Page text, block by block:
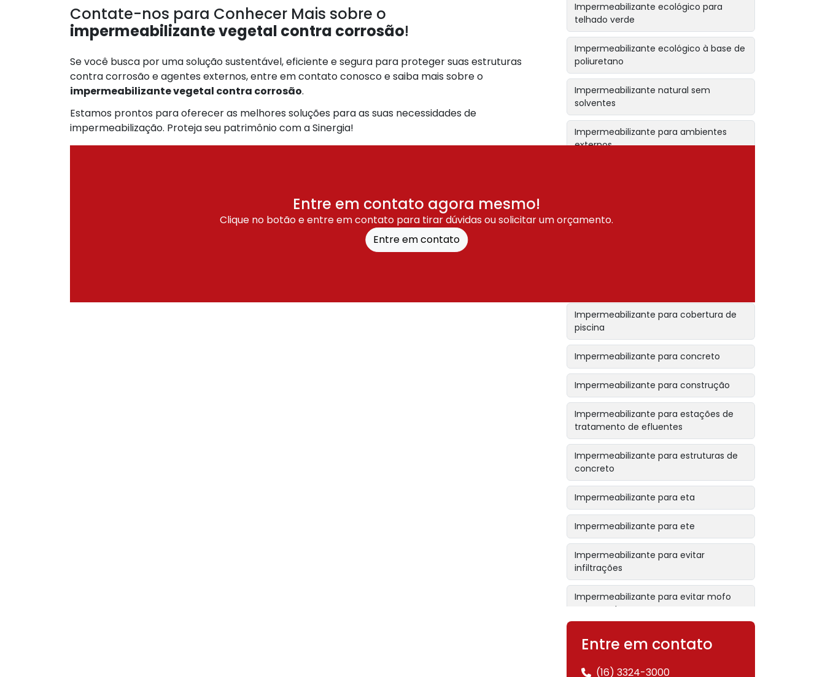
Contate-nos para Conhecer Mais sobre o
impermeabilizante vegetal contra corrosão!
Se você busca por uma solução sustentável, eficiente e segura para proteger suas estruturas
contra corrosão e agentes externos, entre em contato conosco e saiba mais sobre o
impermeabilizante vegetal contra corrosão.
Estamos prontos para oferecer as melhores soluções para as suas necessidades de
impermeabilização. Proteja seu patrimônio com a Sinergia!
Entre em contato agora mesmo!
Clique no botão e entre em contato para tirar dúvidas ou solicitar um orçamento.
Entre em contato
Impermeabilizante ecológico para
telhado verde
Impermeabilizante ecológico à base de
poliuretano
Impermeabilizante natural sem
solventes
Impermeabilizante para ambientes
externos
Impermeabilizante para banheiro
Impermeabilizante para cobertura de
piscina
Impermeabilizante para concreto
Impermeabilizante para construção
Impermeabilizante para estações de
tratamento de efluentes
Impermeabilizante para estruturas de
concreto
Impermeabilizante para eta
Impermeabilizante para ete
Impermeabilizante para evitar
infiltrações
Impermeabilizante para evitar mofo
em paredes
Impermeabilizante para fachadas
Impermeabilizante para fundação
Entre em contato
(16) 3324-3000